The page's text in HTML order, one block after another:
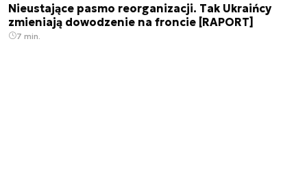
Nieustające pasmo reorganizacji. Tak Ukraińcy
zmieniają dowodzenie na froncie [RAPORT]
7 min.